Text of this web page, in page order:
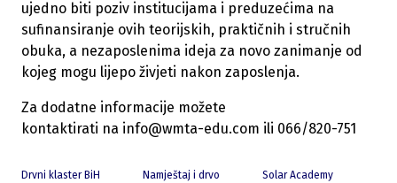
ujedno biti poziv institucijama i preduzećima na
sufinansiranje ovih teorijskih, praktičnih i stručnih
obuka, a nezaposlenima ideja za novo zanimanje od
kojeg mogu lijepo živjeti nakon zaposlenja.
Za dodatne informacije možete
kontaktirati na info@wmta-edu.com ili 066/820-751
Drvni klaster BiH Namještaj i drvo Solar Academy